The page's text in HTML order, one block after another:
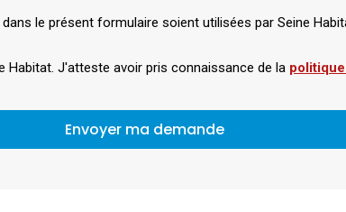
le présent formulaire soient utilisées par Seine
Habitat. J'atteste avoir pris connaissance de la